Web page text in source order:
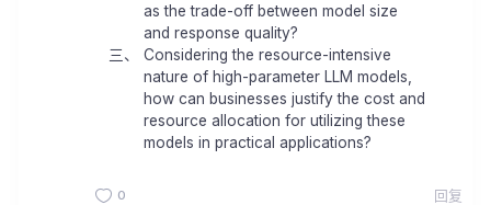
as the trade-off between model size
and response quality?
Considering the resource-intensive
nature of high-parameter LLM models,
how can businesses justify the cost and
resource allocation for utilizing these
models in practical applications?
0 回复